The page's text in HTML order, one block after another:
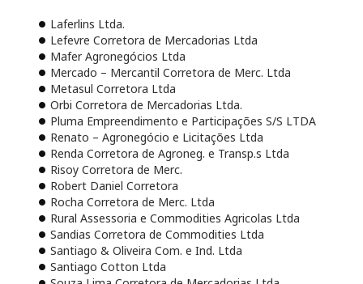
Laferlins Ltda.
Lefevre Corretora de Mercadorias Ltda
Mafer Agronegócios Ltda
Mercado – Mercantil Corretora de Merc. Ltda
Metasul Corretora Ltda
Orbi Corretora de Mercadorias Ltda.
Pluma Empreendimento e Participações S/S LTDA
Renato – Agronegócio e Licitações Ltda
Renda Corretora de Agroneg. e Transp.s Ltda
Risoy Corretora de Merc.
Robert Daniel Corretora
Rocha Corretora de Merc. Ltda
Rural Assessoria e Commodities Agricolas Ltda
Sandias Corretora de Commodities Ltda
Santiago & Oliveira Com. e Ind. Ltda
Santiago Cotton Ltda